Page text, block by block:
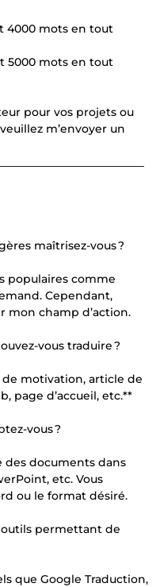
4000 mots en tout
5000 mots en tout
pour vos projets ou
m’envoyer un
maîtrisez-vous ?
populaires comme
Cependant,
mon champ d’action.
vous traduire ?
de motivation, article de
page d’accueil, etc.**
vous ?
des documents dans
etc. Vous
ou le format désiré.
outils permettant de
que Google Traduction,